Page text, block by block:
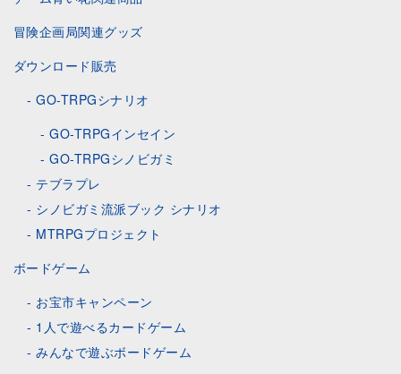
冒険企画局関連グッズ
ダウンロード販売
GO-TRPGシナリオ
GO-TRPGインセイン
GO-TRPGシノビガミ
テブラプレ
シノビガミ流派ブック シナリオ
MTRPGプロジェクト
ボードゲーム
お宝市キャンペーン
1人で遊べるカードゲーム
みんなで遊ぶボードゲーム